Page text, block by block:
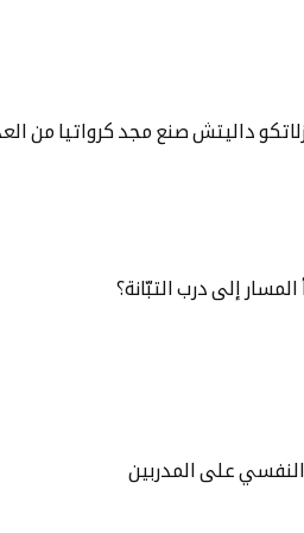
داليتش صنع مجد كرواتيا من
إلى درب التبّانة؟
على المدربين